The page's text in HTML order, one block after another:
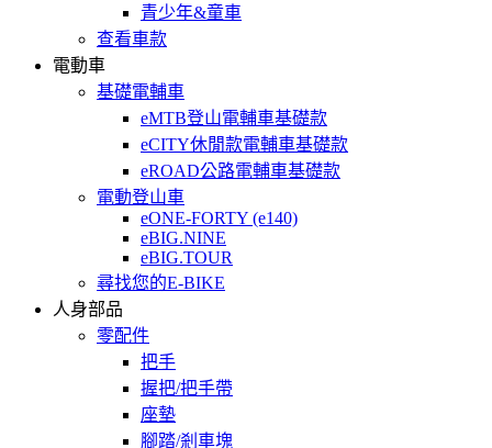
青少年&童車
查看車款
電動車
基礎電輔車
eMTB登山電輔車基礎款
eCITY休閒款電輔車基礎款
eROAD公路電輔車基礎款
電動登山車
eONE-FORTY (e140)
eBIG.NINE
eBIG.TOUR
尋找您的E-BIKE
人身部品
零配件
把手
握把/把手帶
座墊
腳踏/剎車塊